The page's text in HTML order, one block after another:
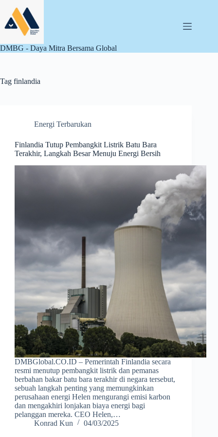
content
DMBG - Daya Mitra Bersama Global
Tag finlandia
Energi Terbarukan
Finlandia Tutup Pembangkit Listrik Batu Bara
Terakhir, Langkah Besar Menuju Energi Bersih
DMBGlobal.CO.ID – Pemerintah Finlandia secara
resmi menutup pembangkit listrik dan pemanas
berbahan bakar batu bara terakhir di negara tersebut,
sebuah langkah penting yang memungkinkan
perusahaan energi Helen mengurangi emisi karbon
dan mengakhiri lonjakan biaya energi bagi
pelanggan mereka. CEO Helen,…
Konrad Kun
04/03/2025